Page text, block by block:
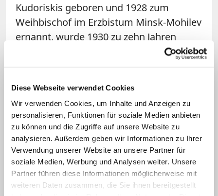
Diese Webseite verwendet Cookies
Wir verwenden Cookies, um Inhalte und Anzeigen zu
personalisieren, Funktionen für soziale Medien anbieten
zu können und die Zugriffe auf unsere Website zu
analysieren. Außerdem geben wir Informationen zu Ihrer
Verwendung unserer Website an unsere Partner für
soziale Medien, Werbung und Analysen weiter. Unsere
Partner führen diese Informationen möglicherweise mit
weiteren Daten zusammen, die Sie ihnen bereitgestellt
Kudoriskis geboren und 1928 zum
Weihbischof im Erzbistum Minsk-Mohilev
ernannt, wurde 1930 zu zehn Jahren
Arbeitslager auf den Solowezki-Inseln im
Nach der Besetzung Litauens durch die
Rote Armee 1944 lebte er von 1946 bis
1956 in Internierung, anschließend in
Hausarrest. Im Februar 1962 erhielt er,
obwohl an seiner Amtsausübung
gehindert, den Titel eines Erzbischofs; am
20. August desselben Jahres starb er